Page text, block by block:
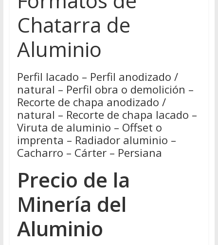
Chatarra de
Aluminio
Perfil lacado – Perfil anodizado /
natural – Perfil obra o demolición –
Recorte de chapa anodizado /
natural – Recorte de chapa lacado –
Viruta de aluminio – Offset o
imprenta – Radiador aluminio –
Cacharro – Cárter – Persiana
Precio de la
Minería del
Aluminio